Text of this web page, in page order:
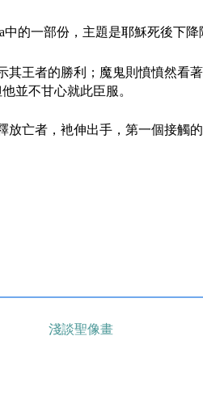
中的一部份，主題是耶穌死後下
其王者的勝利；魔鬼則憤憤然看
並不甘心就此臣服。
放亡者，衪伸出手，第一個接觸
淺談聖像畫